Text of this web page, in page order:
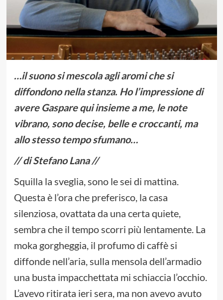
…il suono si mescola agli aromi che si
diffondono nella stanza. Ho l’impressione di
avere Gaspare qui insieme a me, le note
vibrano, sono decise, belle e croccanti, ma
allo stesso tempo sfumano…
// di Stefano Lana //
Squilla la sveglia, sono le sei di mattina.
Questa è l’ora che preferisco, la casa
silenziosa, ovattata da una certa quiete,
sembra che il tempo scorri più lentamente. La
moka gorgheggia, il profumo di caffè si
diffonde nell’aria, sulla mensola dell’armadio
una busta impacchettata mi schiaccia l’occhio.
L’avevo ritirata ieri sera, ma non avevo avuto